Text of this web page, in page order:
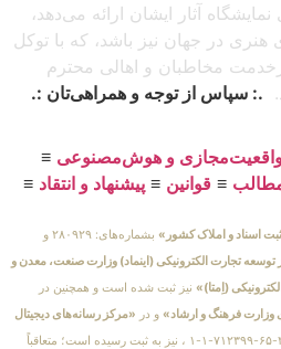
آثار ایشان ارائه می‌دهد،
هنری در جهان نیز باشد، که با توکل
مخاطبان و اهالی محترم
.: سپاس از توجه و همراهی‌تان :.
و هوش‌مصنوعی ≡
≡ قوانین ≡ پیشنهاد و انتقاد ≡
اسناد و املاک کشور»
بشماره‌های: ۲۸۰۹۲۹ و
توسعه تجارت الکترونیکی (اینماد) وزارت صنعت، معدن و
(اِمتا)» نیز ثبت شده است و همچنین در
فرهنگ و ارشاد» و در «مرکز رسانه‌های دیجیتال
بشماره شامَد: ۱-۳-۶۵-۷۱۲۳۹۹-۱-۱ ، نیز به ثبت رسیده است؛ متعاقباً